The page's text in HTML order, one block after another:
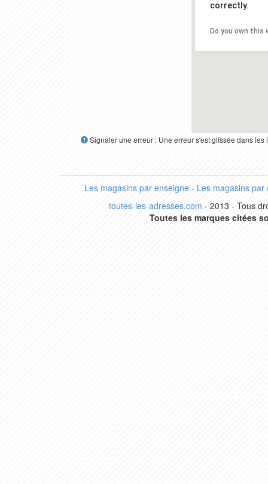
correctly.
Do you own this
Signaler une erreur : Une erreur s'est glissée dans
Les magasins par enseigne- Les magasins par
toutes-les-adresses.com - 2013 - Tous
Toutes les marques citées